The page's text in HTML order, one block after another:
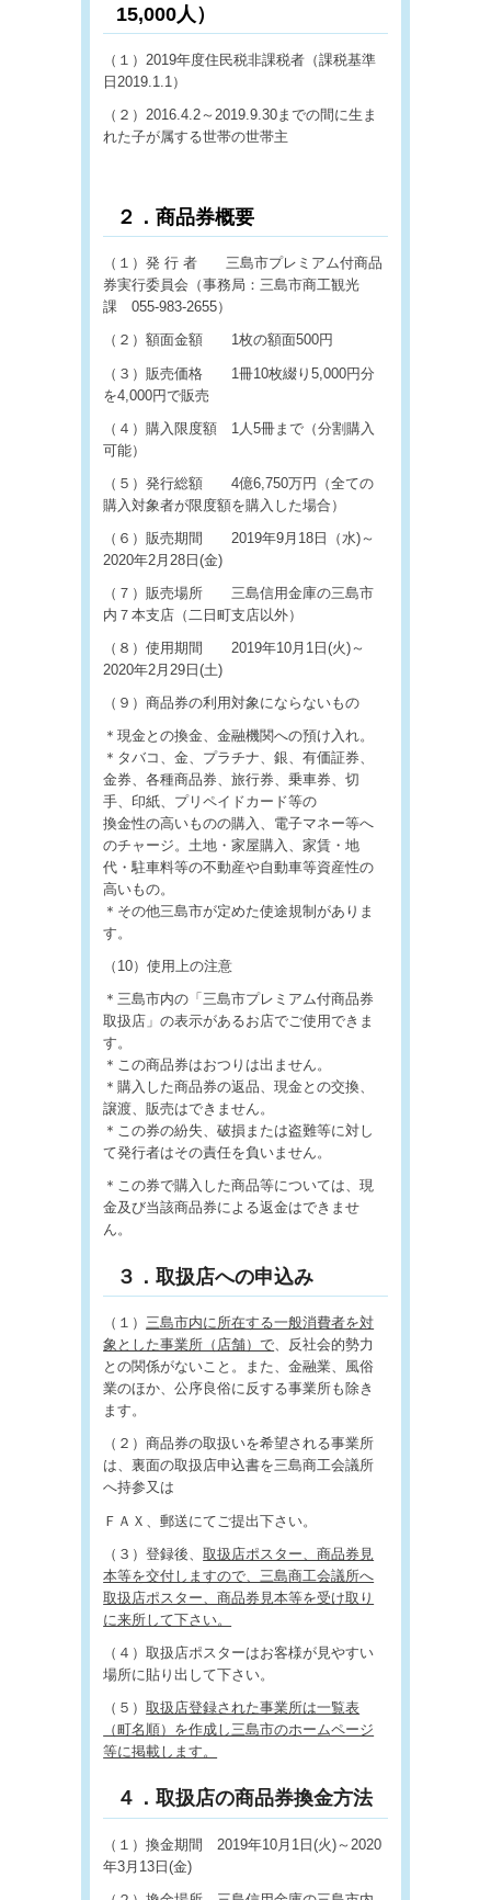
15,000人）
（１）2019年度住民税非課税者（課税基準
日2019.1.1）
（２）2016.4.2～2019.9.30までの間に生ま
れた子が属する世帯の世帯主
２．商品券概要
（１）発 行 者 三島市プレミアム付商品
券実行委員会（事務局：三島市商工観光
課 055-983-2655）
（２）額面金額 1枚の額面500円
（３）販売価格 1冊10枚綴り5,000円分
を4,000円で販売
（４）購入限度額 1人5冊まで（分割購入
可能）
（５）発行総額 4億6,750万円（全ての
購入対象者が限度額を購入した場合）
（６）販売期間 2019年9月18日（水)～
2020年2月28日(金)
（７）販売場所 三島信用金庫の三島市
内７本支店（二日町支店以外）
（８）使用期間 2019年10月1日(火)～
2020年2月29日(土)
（９）商品券の利用対象にならないもの
＊現金との換金、金融機関への預け入れ。
＊タバコ、金、プラチナ、銀、有価証券、
金券、各種商品券、旅行券、乗車券、切
手、印紙、プリペイドカード等の
換金性の高いものの購入、電子マネー等へ
のチャージ。土地・家屋購入、家賃・地
代・駐車料等の不動産や自動車等資産性の
高いもの。
＊その他三島市が定めた使途規制がありま
す。
（10）使用上の注意
＊三島市内の「三島市プレミアム付商品券
取扱店」の表示があるお店でご使用できま
す。
＊この商品券はおつりは出ません。
＊購入した商品券の返品、現金との交換、
譲渡、販売はできません。
＊この券の紛失、破損または盗難等に対し
て発行者はその責任を負いません。
＊この券で購入した商品等については、現
金及び当該商品券による返金はできませ
ん。
３．取扱店への申込み
（１）三島市内に所在する一般消費者を対
象とした事業所（店舗）で、反社会的勢力
との関係がないこと。また、金融業、風俗
業のほか、公序良俗に反する事業所も除き
ます。
（２）商品券の取扱いを希望される事業所
は、裏面の取扱店申込書を三島商工会議所
へ持参又は
ＦＡＸ、郵送にてご提出下さい。
（３）登録後、取扱店ポスター、商品券見
本等を交付しますので、三島商工会議所へ
取扱店ポスター、商品券見本等を受け取り
に来所して下さい。
（４）取扱店ポスターはお客様が見やすい
場所に貼り出して下さい。
（５）取扱店登録された事業所は一覧表
（町名順）を作成し三島市のホームページ
等に掲載します。
４．取扱店の商品券換金方法
（１）換金期間 2019年10月1日(火)～2020
年3月13日(金)